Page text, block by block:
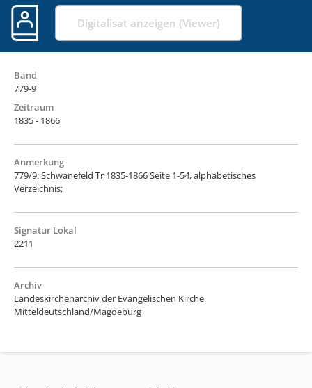
Digitalisat anzeigen (Viewer)
Band
779-9
Zeitraum
1835 - 1866
Anmerkung
779/9: Schwanefeld Tr 1835-1866 Seite 1-54, alphabetisches
Verzeichnis;
Signatur Lokal
2211
Archiv
Landeskirchenarchiv der Evangelischen Kirche
Mitteldeutschland/Magdeburg